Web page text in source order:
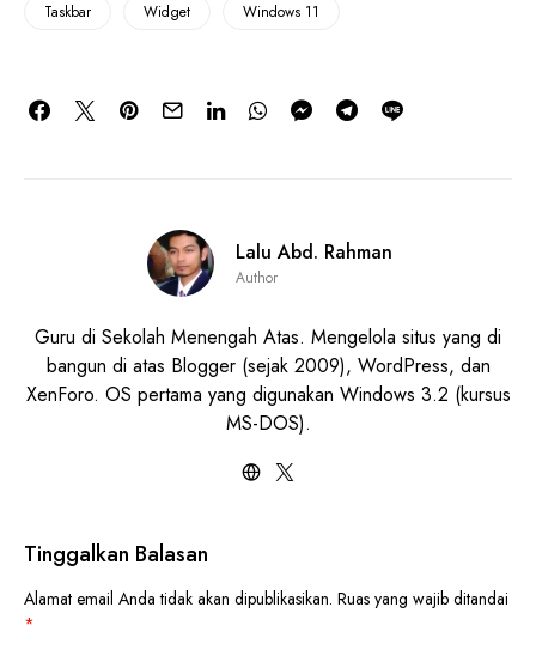
Taskbar Widget Windows 11
Lalu Abd. Rahman
Author
Guru di Sekolah Menengah Atas. Mengelola situs yang di
bangun di atas Blogger (sejak 2009), WordPress, dan
XenForo. OS pertama yang digunakan Windows 3.2 (kursus
MS-DOS).
Tinggalkan Balasan
Alamat email Anda tidak akan dipublikasikan. Ruas yang wajib ditandai
*